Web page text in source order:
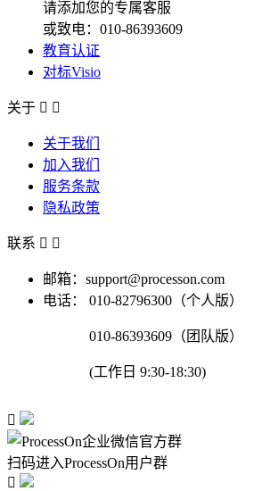
请添加您的专属客服
或致电：010-86393609
教育认证
对标Visio
关于  
关于我们
加入我们
服务条款
隐私政策
联系  
邮箱：support@processon.com
电话：
010-82796300（个人版）
010-86393609（团队版）
(工作日 9:30-18:30)

扫码进入ProcessOn用户群
